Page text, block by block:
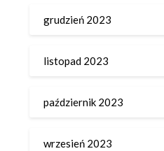
grudzień 2023
listopad 2023
październik 2023
wrzesień 2023